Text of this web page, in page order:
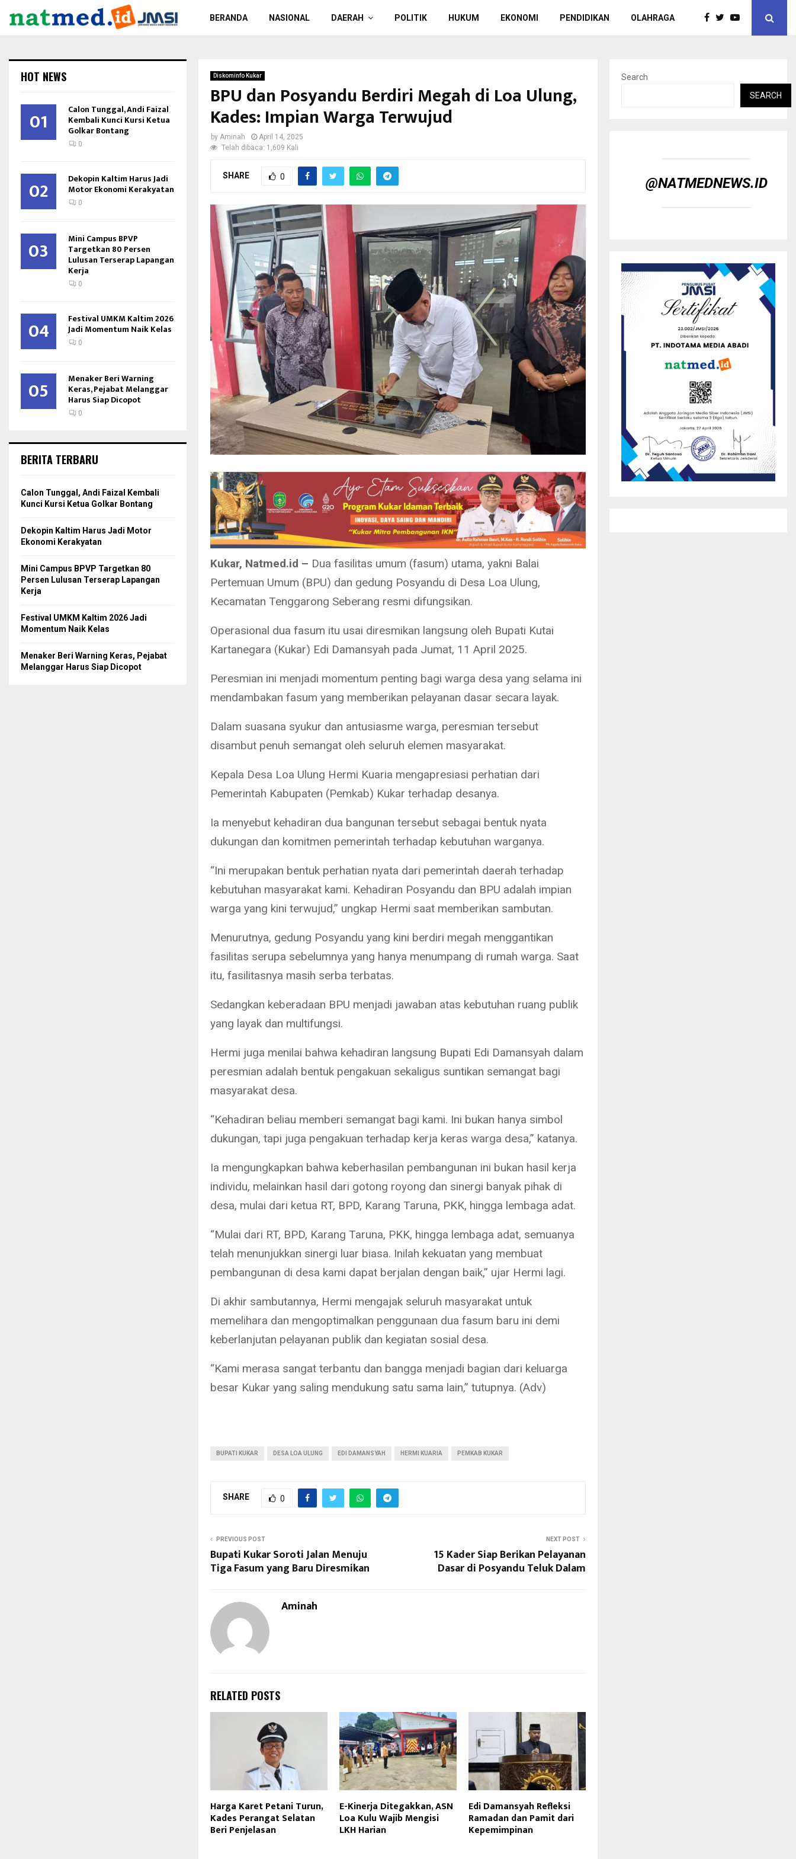
BERANDA NASIONAL DAERAH POLITIK HUKUM EKONOMI PENDIDIKAN OLAHRAGA
Diskominfo Kukar
BPU dan Posyandu Berdiri Megah di Loa Ulung,
Kades: Impian Warga Terwujud
by Aminah
April 14, 2025
Telah dibaca: 1,609 Kali
SHARE 0
Kukar, Natmed.id – Dua fasilitas umum (fasum) utama, yakni Balai
Pertemuan Umum (BPU) dan gedung Posyandu di Desa Loa Ulung,
Kecamatan Tenggarong Seberang resmi difungsikan.
Operasional dua fasum itu usai diresmikan langsung oleh Bupati Kutai
Kartanegara (Kukar) Edi Damansyah pada Jumat, 11 April 2025.
Peresmian ini menjadi momentum penting bagi warga desa yang selama ini
mendambakan fasum yang memberikan pelayanan dasar secara layak.
Dalam suasana syukur dan antusiasme warga, peresmian tersebut
disambut penuh semangat oleh seluruh elemen masyarakat.
Kepala Desa Loa Ulung Hermi Kuaria mengapresiasi perhatian dari
Pemerintah Kabupaten (Pemkab) Kukar terhadap desanya.
Ia menyebut kehadiran dua bangunan tersebut sebagai bentuk nyata
dukungan dan komitmen pemerintah terhadap kebutuhan warganya.
“Ini merupakan bentuk perhatian nyata dari pemerintah daerah terhadap
kebutuhan masyarakat kami. Kehadiran Posyandu dan BPU adalah impian
warga yang kini terwujud,” ungkap Hermi saat memberikan sambutan.
Menurutnya, gedung Posyandu yang kini berdiri megah menggantikan
fasilitas serupa sebelumnya yang hanya menumpang di rumah warga. Saat
itu, fasilitasnya masih serba terbatas.
Sedangkan keberadaan BPU menjadi jawaban atas kebutuhan ruang publik
yang layak dan multifungsi.
Hermi juga menilai bahwa kehadiran langsung Bupati Edi Damansyah dalam
peresmian adalah bentuk pengakuan sekaligus suntikan semangat bagi
masyarakat desa.
“Kehadiran beliau memberi semangat bagi kami. Ini bukan hanya simbol
dukungan, tapi juga pengakuan terhadap kerja keras warga desa,” katanya.
Ia mengungkapkan bahwa keberhasilan pembangunan ini bukan hasil kerja
individu, melainkan hasil dari gotong royong dan sinergi banyak pihak di
desa, mulai dari ketua RT, BPD, Karang Taruna, PKK, hingga lembaga adat.
“Mulai dari RT, BPD, Karang Taruna, PKK, hingga lembaga adat, semuanya
telah menunjukkan sinergi luar biasa. Inilah kekuatan yang membuat
pembangunan di desa kami dapat berjalan dengan baik,” ujar Hermi lagi.
Di akhir sambutannya, Hermi mengajak seluruh masyarakat untuk
memelihara dan mengoptimalkan penggunaan dua fasum baru ini demi
keberlanjutan pelayanan publik dan kegiatan sosial desa.
“Kami merasa sangat terbantu dan bangga menjadi bagian dari keluarga
besar Kukar yang saling mendukung satu sama lain,” tutupnya. (Adv)
BUPATI KUKAR DESA LOA ULUNG EDI DAMANSYAH HERMI KUARIA PEMKAB KUKAR
SHARE 0
PREVIOUS POST
Bupati Kukar Soroti Jalan Menuju
Tiga Fasum yang Baru Diresmikan
NEXT POST
15 Kader Siap Berikan Pelayanan
Dasar di Posyandu Teluk Dalam
Aminah
RELATED POSTS
Harga Karet Petani Turun,
Kades Perangat Selatan
Beri Penjelasan
E-Kinerja Ditegakkan, ASN
Loa Kulu Wajib Mengisi
LKH Harian
Edi Damansyah Refleksi
Ramadan dan Pamit dari
Kepemimpinan
HOT NEWS
01 Calon Tunggal, Andi Faizal
Kembali Kunci Kursi Ketua
Golkar Bontang
0
02 Dekopin Kaltim Harus Jadi
Motor Ekonomi Kerakyatan
0
03 Mini Campus BPVP
Targetkan 80 Persen
Lulusan Terserap Lapangan
Kerja
0
04 Festival UMKM Kaltim 2026
Jadi Momentum Naik Kelas
0
05 Menaker Beri Warning
Keras, Pejabat Melanggar
Harus Siap Dicopot
0
BERITA TERBARU
Calon Tunggal, Andi Faizal Kembali
Kunci Kursi Ketua Golkar Bontang
Dekopin Kaltim Harus Jadi Motor
Ekonomi Kerakyatan
Mini Campus BPVP Targetkan 80
Persen Lulusan Terserap Lapangan
Kerja
Festival UMKM Kaltim 2026 Jadi
Momentum Naik Kelas
Menaker Beri Warning Keras, Pejabat
Melanggar Harus Siap Dicopot
Search
SEARCH
@NATMEDNEWS.ID